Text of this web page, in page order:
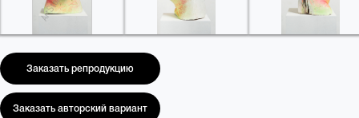
Заказать репродукцию
Заказать авторский вариант